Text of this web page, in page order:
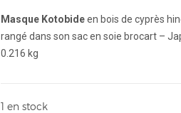
Masque Kotobideen bois de cyprès
rangé dans son sac en soie brocart –
0.216 kg
1 en stock